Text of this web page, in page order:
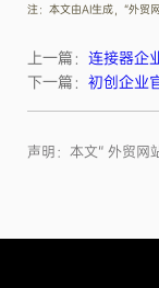
注：本文由AI生成，“外贸
上一篇： 连接器企
下一篇： 初创企业
声明：本文“ 外贸网